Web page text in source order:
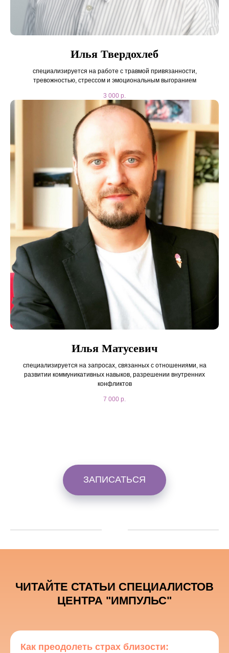
Илья Твердохлеб
специализируется на работе с травмой привязанности,
тревожностью, стрессом и эмоциональным выгоранием
3 000 р.
Илья Матусевич
специализируется на запросах, связанных с отношениями, на
развитии коммуникативных навыков, разрешении внутренних
конфликтов
7 000 р.
ЗАПИСАТЬСЯ
ЧИТАЙТЕ СТАТЬИ СПЕЦИАЛИСТОВ
ЦЕНТРА "ИМПУЛЬС"
Как преодолеть страх близости: